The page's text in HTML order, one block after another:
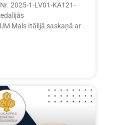
2025-1-LV01-KA121-
Mals Itālijā saskaņā ar